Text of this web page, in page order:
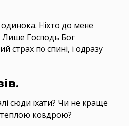
Ніхто до мене
Господь Бог
страх по спині, і одразу
сюди їхати? Чи не краще
теплою ковдрою?